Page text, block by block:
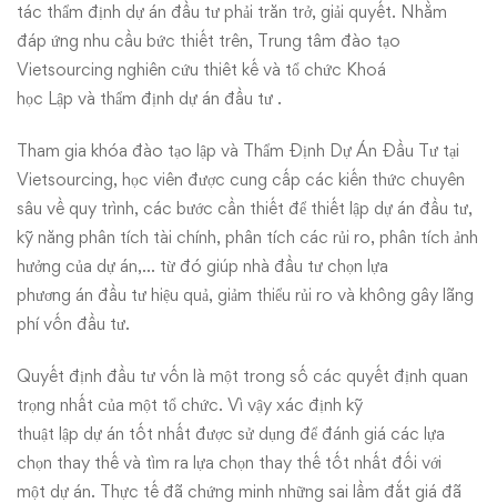
tác thẩm định dự án đầu tư phải trăn trở, giải quyết. Nhằm
đáp ứng nhu cầu bức thiết trên, Trung tâm đào tạo
Vietsourcing nghiên cứu thiêt kế và tổ chức Khoá
học Lập và thẩm định dự án đầu tư .
Tham gia khóa đào tạo lập và Thẩm Định Dự Án Đầu Tư tại
Vietsourcing, học viên được cung cấp các kiến thức chuyên
sâu về quy trình, các bước cần thiết để thiết lập dự án đầu tư,
kỹ năng phân tích tài chính, phân tích các rủi ro, phân tích ảnh
hưởng của dự án,… từ đó giúp nhà đầu tư chọn lựa
phương án đầu tư hiệu quả, giảm thiểu rủi ro và không gây lãng
phí vốn đầu tư.
Quyết định đầu tư vốn là một trong số các quyết định quan
trọng nhất của một tổ chức. Vì vậy xác định kỹ
thuật lập dự án tốt nhất được sử dụng để đánh giá các lựa
chọn thay thế và tìm ra lựa chọn thay thế tốt nhất đối với
một dự án. Thực tế đã chứng minh những sai lầm đắt giá đã